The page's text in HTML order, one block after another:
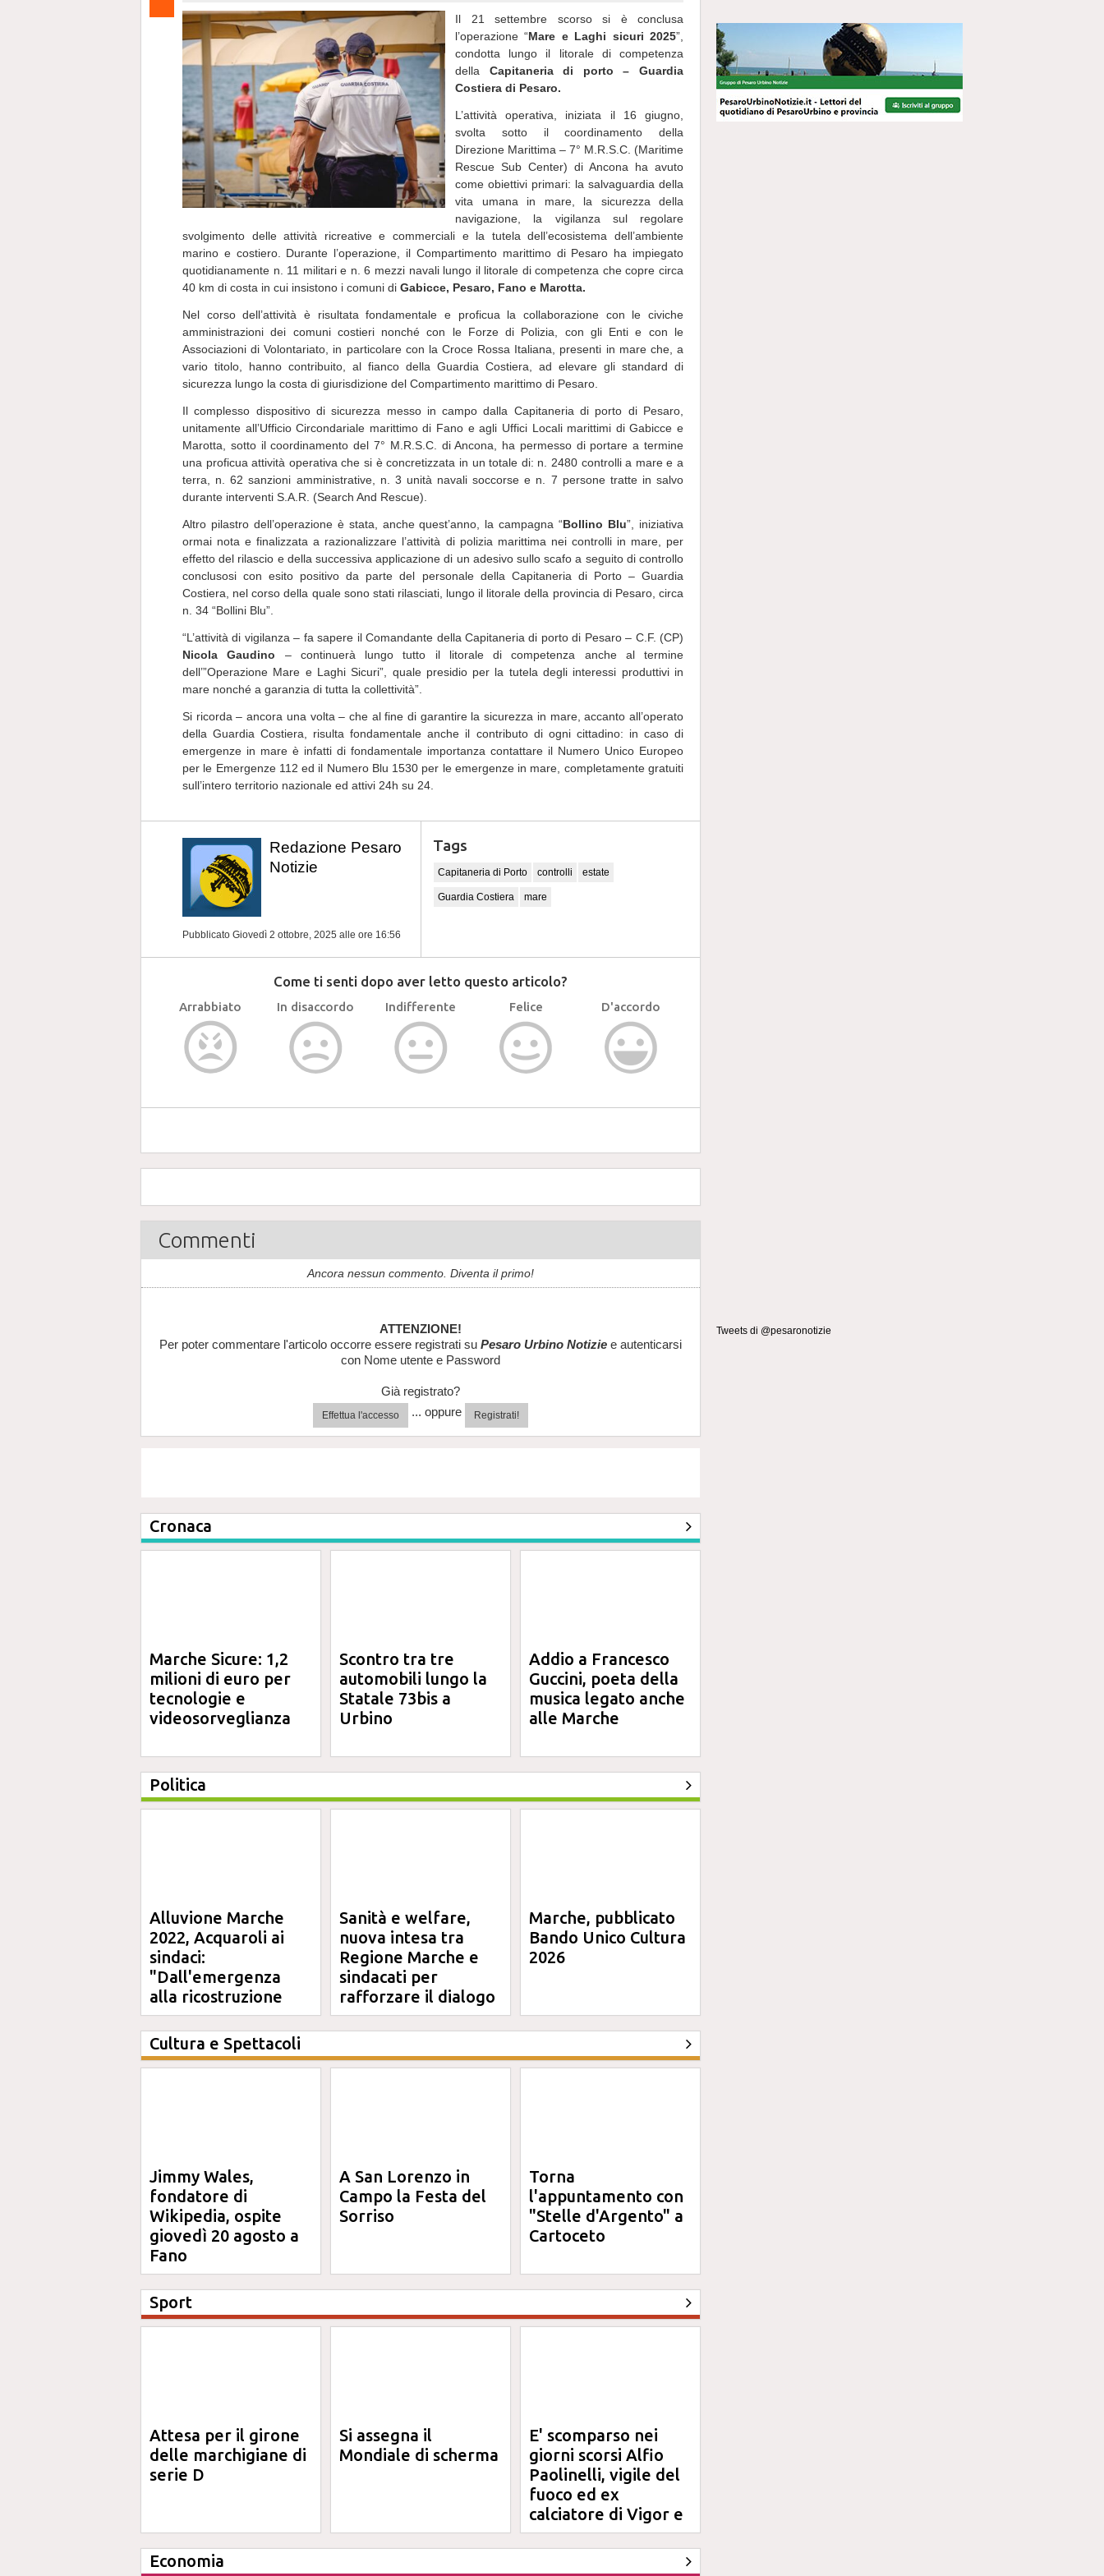
Il 21 settembre scorso si è conclusa
l’operazione “Mare e Laghi sicuri 2025”,
condotta lungo il litorale di competenza
della Capitaneria di porto – Guardia
Costiera di Pesaro.
L’attività operativa, iniziata il 16 giugno,
svolta sotto il coordinamento della
Direzione Marittima – 7° M.R.S.C. (Maritime
Rescue Sub Center) di Ancona ha avuto
come obiettivi primari: la salvaguardia della
vita umana in mare, la sicurezza della
navigazione, la vigilanza sul regolare
svolgimento delle attività ricreative e commerciali e la tutela dell’ecosistema dell’ambiente
marino e costiero. Durante l’operazione, il Compartimento marittimo di Pesaro ha impiegato
quotidianamente n. 11 militari e n. 6 mezzi navali lungo il litorale di competenza che copre circa
40 km di costa in cui insistono i comuni di Gabicce, Pesaro, Fano e Marotta.
Nel corso dell’attività è risultata fondamentale e proficua la collaborazione con le civiche
amministrazioni dei comuni costieri nonché con le Forze di Polizia, con gli Enti e con le
Associazioni di Volontariato, in particolare con la Croce Rossa Italiana, presenti in mare che, a
vario titolo, hanno contribuito, al fianco della Guardia Costiera, ad elevare gli standard di
sicurezza lungo la costa di giurisdizione del Compartimento marittimo di Pesaro.
Il complesso dispositivo di sicurezza messo in campo dalla Capitaneria di porto di Pesaro,
unitamente all’Ufficio Circondariale marittimo di Fano e agli Uffici Locali marittimi di Gabicce e
Marotta, sotto il coordinamento del 7° M.R.S.C. di Ancona, ha permesso di portare a termine
una proficua attività operativa che si è concretizzata in un totale di: n. 2480 controlli a mare e a
terra, n. 62 sanzioni amministrative, n. 3 unità navali soccorse e n. 7 persone tratte in salvo
durante interventi S.A.R. (Search And Rescue).
Altro pilastro dell’operazione è stata, anche quest’anno, la campagna “Bollino Blu”, iniziativa
ormai nota e finalizzata a razionalizzare l’attività di polizia marittima nei controlli in mare, per
effetto del rilascio e della successiva applicazione di un adesivo sullo scafo a seguito di controllo
conclusosi con esito positivo da parte del personale della Capitaneria di Porto – Guardia
Costiera, nel corso della quale sono stati rilasciati, lungo il litorale della provincia di Pesaro, circa
n. 34 “Bollini Blu”.
“L’attività di vigilanza – fa sapere il Comandante della Capitaneria di porto di Pesaro – C.F. (CP)
Nicola Gaudino – continuerà lungo tutto il litorale di competenza anche al termine
dell’”Operazione Mare e Laghi Sicuri”, quale presidio per la tutela degli interessi produttivi in
mare nonché a garanzia di tutta la collettività”.
Si ricorda – ancora una volta – che al fine di garantire la sicurezza in mare, accanto all’operato
della Guardia Costiera, risulta fondamentale anche il contributo di ogni cittadino: in caso di
emergenze in mare è infatti di fondamentale importanza contattare il Numero Unico Europeo
per le Emergenze 112 ed il Numero Blu 1530 per le emergenze in mare, completamente gratuiti
sull’intero territorio nazionale ed attivi 24h su 24.
Redazione Pesaro
Notizie
Pubblicato Giovedì 2 ottobre, 2025 alle ore 16:56
Tags
Capitaneria di Porto controlli estate
Guardia Costiera mare
Come ti senti dopo aver letto questo articolo?
Arrabbiato In disaccordo Indifferente Felice D'accordo
Commenti
Ancora nessun commento. Diventa il primo!
ATTENZIONE!
Per poter commentare l'articolo occorre essere registrati su Pesaro Urbino Notizie e autenticarsi
con Nome utente e Password
Già registrato?
Effettua l'accesso ... oppure Registrati!
Cronaca
Marche Sicure: 1,2
milioni di euro per
tecnologie e
videosorveglianza
Scontro tra tre
automobili lungo la
Statale 73bis a
Urbino
Addio a Francesco
Guccini, poeta della
musica legato anche
alle Marche
Politica
Alluvione Marche
2022, Acquaroli ai
sindaci:
"Dall'emergenza
alla ricostruzione
definitiva"
Sanità e welfare,
nuova intesa tra
Regione Marche e
sindacati per
rafforzare il dialogo
Marche, pubblicato
Bando Unico Cultura
2026
Cultura e Spettacoli
Jimmy Wales,
fondatore di
Wikipedia, ospite
giovedì 20 agosto a
Fano
A San Lorenzo in
Campo la Festa del
Sorriso
Torna
l'appuntamento con
"Stelle d'Argento" a
Cartoceto
Sport
Attesa per il girone
delle marchigiane di
serie D
Si assegna il
Mondiale di scherma
E' scomparso nei
giorni scorsi Alfio
Paolinelli, vigile del
fuoco ed ex
calciatore di Vigor e
Jesina
Economia
Tweets di @pesaronotizie